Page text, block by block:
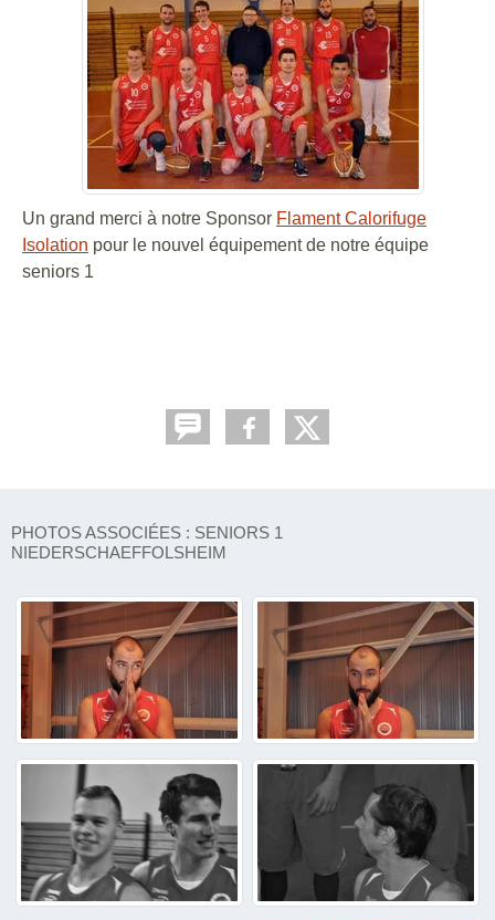
Un grand merci à notre Sponsor Flament Calorifuge
Isolation pour le nouvel équipement de notre équipe
seniors 1
PHOTOS ASSOCIÉES : SENIORS 1
NIEDERSCHAEFFOLSHEIM